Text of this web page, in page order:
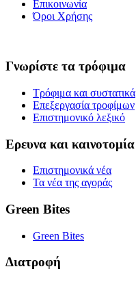
Επικοινωνία
Όροι Χρήσης
Γνωρίστε τα τρόφιμα
Τρόφιμα και συστατικά
Επεξεργασία τροφίμων
Επιστημονικό λεξικό
Ερευνα και καινοτομία
Επιστημονικά νέα
Τα νέα της αγοράς
Green Bites
Green Bites
Διατροφή